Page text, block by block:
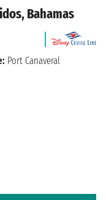
Bahamas
Port Canaveral